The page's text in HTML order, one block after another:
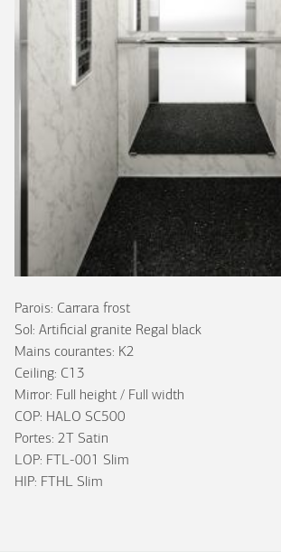
Parois: Carrara frost
Sol: Artificial granite Regal black
Mains courantes: K2
Ceiling: C13
Mirror: Full height / Full width
COP: HALO SC500
Portes: 2T Satin
LOP: FTL-001 Slim
HIP: FTHL Slim